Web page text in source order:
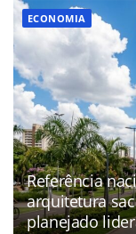
ECONOMIA
Referência
arquitetura
planejado